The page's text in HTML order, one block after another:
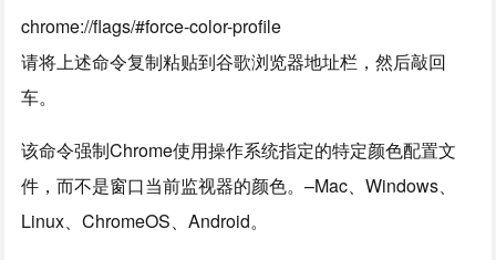
chrome://flags/#force-color-profile
请将上述命令复制粘贴到谷歌浏览器地址栏，然后敲回
车。
该命令强制Chrome使用操作系统指定的特定颜色配置文
件，而不是窗口当前监视器的颜色。–Mac、Windows、
Linux、ChromeOS、Android。